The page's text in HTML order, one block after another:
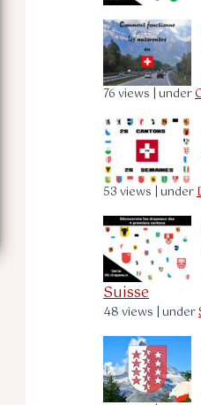
76 views |under
53 views |under
Suisse
48 views |under